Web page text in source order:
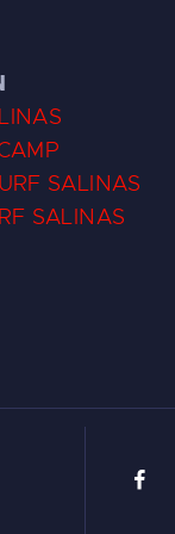
SALINAS
SALINAS